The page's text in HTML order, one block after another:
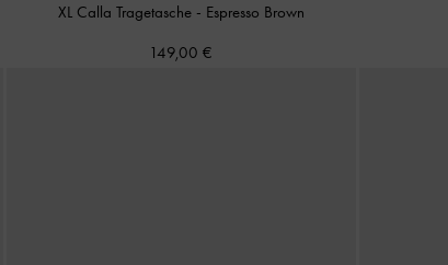
XL Calla Tragetasche - Espresso Brown
149,00 €